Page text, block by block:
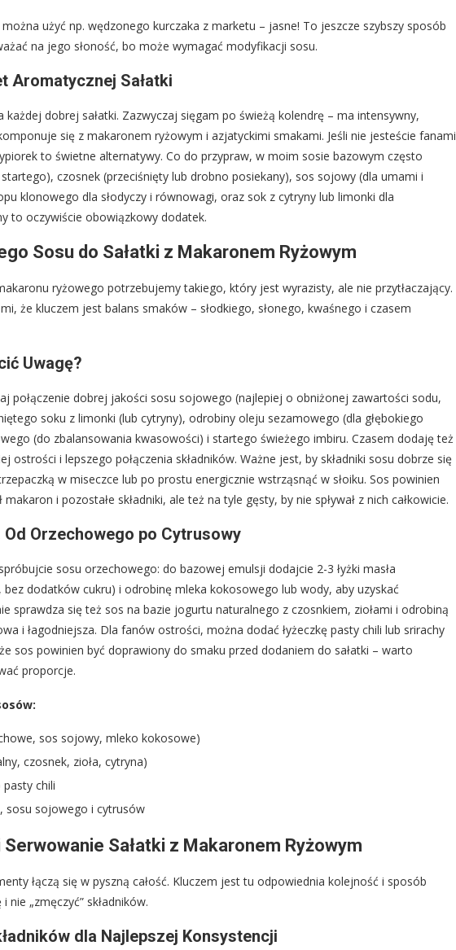
użyć np. wędzonego kurczaka z marketu – jasne! To jeszcze szybszy sposób
na jego słoność, bo może wymagać modyfikacji sosu.
Aromatycznej Sałatki
każdej dobrej sałatki. Zazwyczaj sięgam po świeżą kolendrę – ma intensywny,
się z makaronem ryżowym i azjatyckimi smakami. Jeśli nie jesteście fanami
to świetne alternatywy. Co do przypraw, w moim sosie bazowym często
czosnek (przeciśnięty lub drobno posiekany), sos sojowy (dla umami i
klonowego dla słodyczy i równowagi, oraz sok z cytryny lub limonki dla
to oczywiście obowiązkowy dodatek.
Sosu do Sałatki z Makaronem Ryżowym
ryżowego potrzebujemy takiego, który jest wyrazisty, ale nie przytłaczający.
że kluczem jest balans smaków – słodkiego, słonego, kwaśnego i czasem
Uwagę?
połączenie dobrej jakości sosu sojowego (najlepiej o obniżonej zawartości sodu,
soku z limonki (lub cytryny), odrobiny oleju sezamowego (dla głębokiego
(do zbalansowania kwasowości) i startego świeżego imbiru. Czasem dodaję też
ostrości i lepszego połączenia składników. Ważne jest, by składniki sosu dobrze się
w miseczce lub po prostu energicznie wstrząsnąć w słoiku. Sos powinien
i pozostałe składniki, ale też na tyle gęsty, by nie spływał z nich całkowicie.
Orzechowego po Cytrusowy
sosu orzechowego: do bazowej emulsji dodajcie 2-3 łyżki masła
dodatków cukru) i odrobinę mleka kokosowego lub wody, aby uzyskać
sprawdza się też sos na bazie jogurtu naturalnego z czosnkiem, ziołami i odrobiną
i łagodniejsza. Dla fanów ostrości, można dodać łyżeczkę pasty chili lub srirachy
sos powinien być doprawiony do smaku przed dodaniem do sałatki – warto
proporcje.
sos sojowy, mleko kokosowe)
czosnek, zioła, cytryna)
chili
sosu sojowego i cytrusów
Sałatki z Makaronem Ryżowym
łączą się w pyszną całość. Kluczem jest tu odpowiednia kolejność i sposób
„zmęczyć” składników.
dla Najlepszej Konsystencji